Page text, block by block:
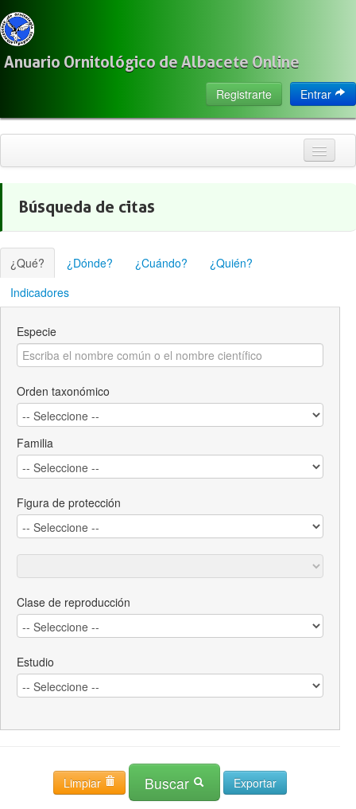
Anuario Ornitológico de Albacete Online
Entrar
Registrarte
Citas
Localización
Observadores
Acerca de
Búsqueda de citas
¿Qué? ¿Dónde? ¿Cuándo?
¿Quién?
Indicadores
Especie
Orden taxonómico
Familia
Figura de protección
Clase de reproducción
Estudio
Limpiar Buscar